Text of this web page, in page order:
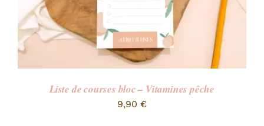
Liste de courses bloc – Vitamines pêche
9,90 €